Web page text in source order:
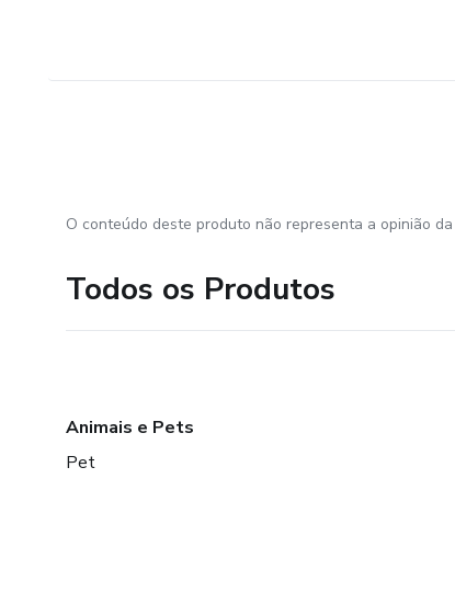
O conteúdo deste produto não representa a opinião
Todos os Produtos
Animais e Pets
Pet